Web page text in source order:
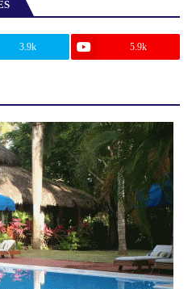
3.9k 5.9k